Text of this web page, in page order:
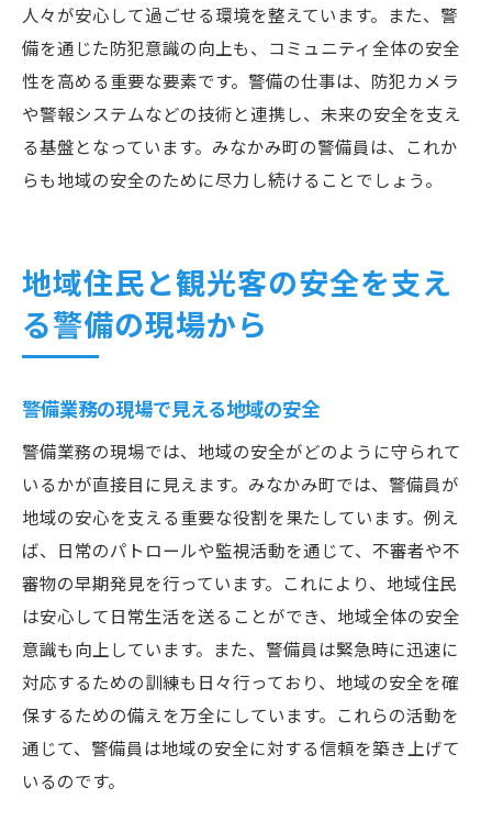
人々が安心して過ごせる環境を整えています。また、警
備を通じた防犯意識の向上も、コミュニティ全体の安全
性を高める重要な要素です。警備の仕事は、防犯カメラ
や警報システムなどの技術と連携し、未来の安全を支え
る基盤となっています。みなかみ町の警備員は、これか
らも地域の安全のために尽力し続けることでしょう。
地域住民と観光客の安全を支え
る警備の現場から
警備業務の現場で見える地域の安全
警備業務の現場では、地域の安全がどのように守られて
いるかが直接目に見えます。みなかみ町では、警備員が
地域の安心を支える重要な役割を果たしています。例え
ば、日常のパトロールや監視活動を通じて、不審者や不
審物の早期発見を行っています。これにより、地域住民
は安心して日常生活を送ることができ、地域全体の安全
意識も向上しています。また、警備員は緊急時に迅速に
対応するための訓練も日々行っており、地域の安全を確
保するための備えを万全にしています。これらの活動を
通じて、警備員は地域の安全に対する信頼を築き上げて
いるのです。